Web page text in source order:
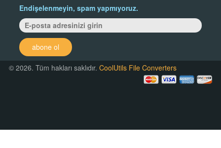
Endişelenmeyin, spam yapmıyoruz.
abone ol
© 2026. Tüm hakları saklıdır.CoolUtils File Converters